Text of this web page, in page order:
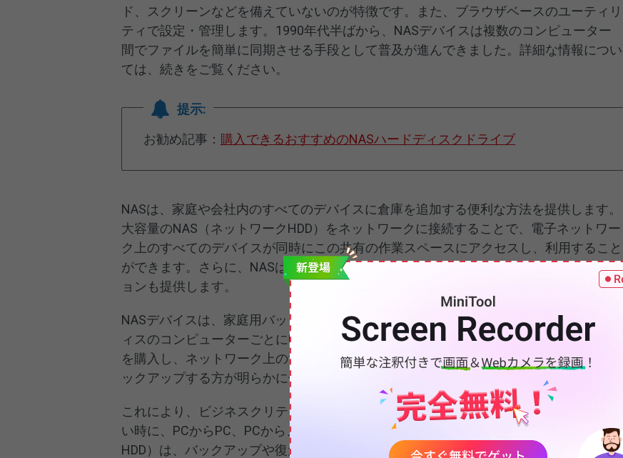
ド、スクリーンなどを備えていないのが特徴です。また、ブラウザベースのユーティリ
ティで設定・管理します。1990年代半ばから、NASデバイスは複数のコンピューター
間でファイルを簡単に同期させる手段として普及が進んできました。詳細な情報につい
ては、続きをご覧ください。
提示:
お勧め記事： 購入できるおすすめのNASハードディスクドライブ
NASは、家庭や会社内のすべてのデバイスに倉庫を追加する便利な方法を提供します。
大容量のNAS（ネットワークHDD）をネットワークに接続することで、電子ネットワー
ク上のすべてのデバイスが同時にこの共有の作業スペースにアクセスし、利用すること
ができます。さらに、NASは、ファイル、音楽、写真などを共有する簡単なソリューシ
ョンも提供します。
NASデバイスは、家庭用バックアップサーバーとしてよく使われています。家庭やオフ
ィスのコンピューターごとにUSB外付けバックアップデバイスを購入するよりも、NAS
を購入し、ネットワーク上のすべてのコンピューターをNASバックアップサーバーにバ
ックアップする方が明らかに便利です。
これにより、ビジネスクリティカルな情報をバックアップ、アーカイブ、リストアした
い時に、PCからPC、PCからノートPCに移動する手間が省けます。NAS（ネットワーク
HDD）は、バックアップや復元の宛先アドレスとしてすべてのコンピューターからアク